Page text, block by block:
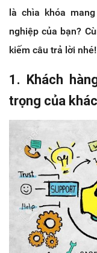
là chìa khóa
nghiệp của bạn?
kiếm câu trả lời nhé!
1. Khách
trọng của